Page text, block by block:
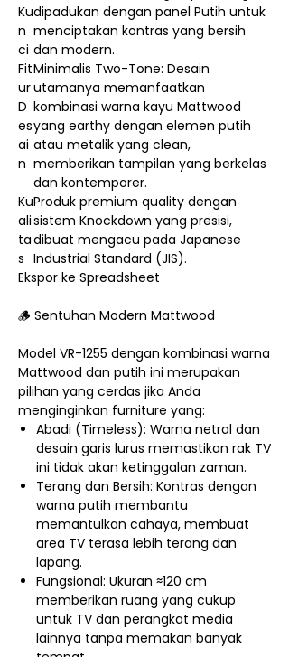
Ku
n
ci
dipadukan dengan panel Putih untuk
menciptakan kontras yang bersih
dan modern.
Fit
ur
D
es
ai
n
Minimalis Two-Tone: Desain
utamanya memanfaatkan
kombinasi warna kayu Mattwood
yang earthy dengan elemen putih
atau metalik yang clean,
memberikan tampilan yang berkelas
dan kontemporer.
Ku
ali
ta
s
Produk premium quality dengan
sistem Knockdown yang presisi,
dibuat mengacu pada Japanese
Industrial Standard (JIS).
Ekspor ke Spreadsheet
🪵 Sentuhan Modern Mattwood
Model VR-1255 dengan kombinasi warna
Mattwood dan putih ini merupakan
pilihan yang cerdas jika Anda
menginginkan furniture yang:
Abadi (Timeless): Warna netral dan
desain garis lurus memastikan rak TV
ini tidak akan ketinggalan zaman.
Terang dan Bersih: Kontras dengan
warna putih membantu
memantulkan cahaya, membuat
area TV terasa lebih terang dan
lapang.
Fungsional: Ukuran ≈120 cm
memberikan ruang yang cukup
untuk TV dan perangkat media
lainnya tanpa memakan banyak
tempat.